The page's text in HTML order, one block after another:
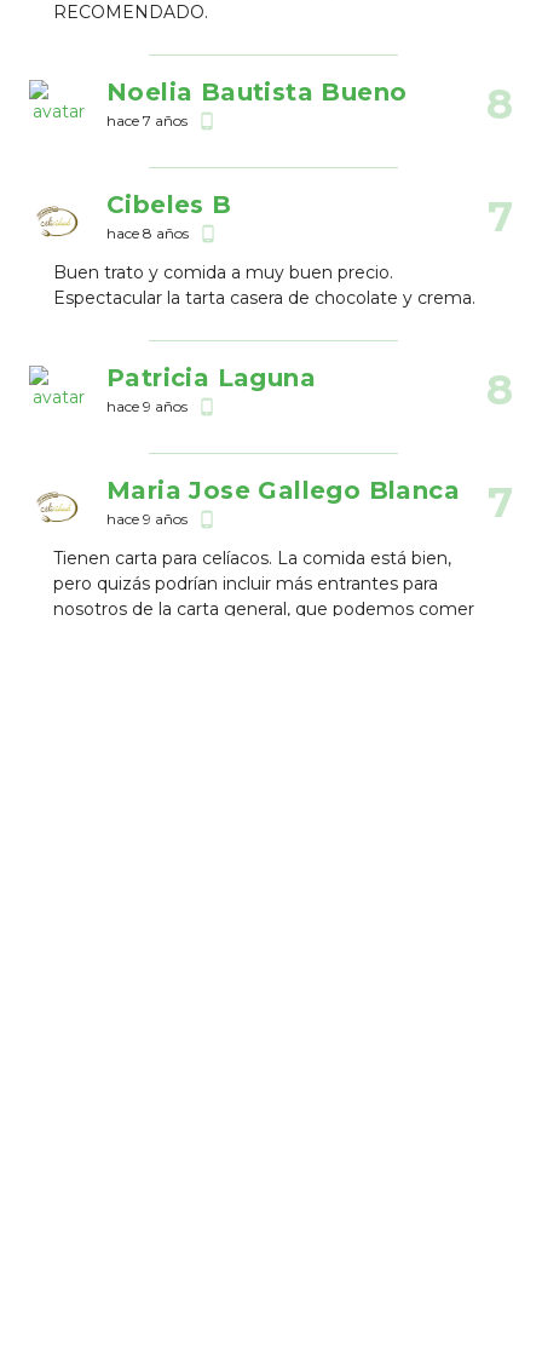
RECOMENDADO.
Noelia Bautista Bueno
hace 7 años phone_android 8
Cibeles B
hace 8 años phone_android 7
Buen trato y comida a muy buen precio.
Espectacular la tarta casera de chocolate y crema.
Patricia Laguna
hace 9 años phone_android 8
Maria Jose Gallego Blanca
hace 9 años phone_android 7
Tienen carta para celíacos. La comida está bien,
pero quizás podrían incluir más entrantes para
nosotros de la carta general, que podemos comer